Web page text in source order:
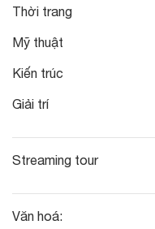
Thời trang
Mỹ thuật
Kiến trúc
Giải trí
Streaming tour
Văn hoá: